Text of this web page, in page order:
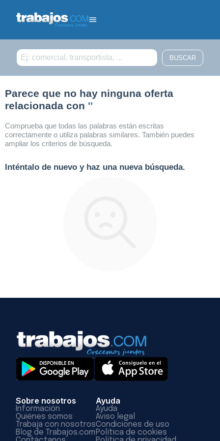
Parece que no hay ninguna oferta
relacionada con ''
Comprueba que todas las palabras están escritas
correctamente o utiliza palabras similares. También puedes
ampliar los criterios de búsqueda.
Inténtalo de nuevo y haz una nueva búsqueda.
Sobre nosotros
Información
Quiénes somos
Trabaja con nosotros
Blog de Trabajos.com
Ayuda
Ayuda
Aviso legal
Condiciones de uso
Política de cookies